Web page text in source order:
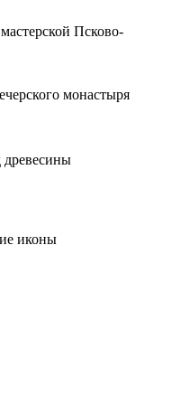
Псково-
монастыря
древесины
иконы